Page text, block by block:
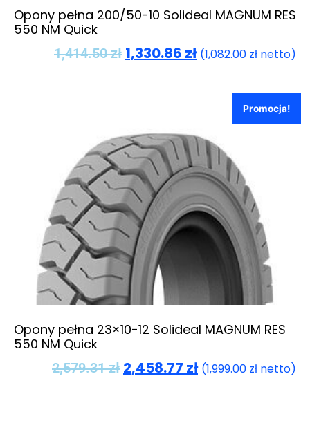
Opony pełna 200/50-10 Solideal MAGNUM RES
550 NM Quick
1,414.50zł 1,330.86 zł (1,082.00 zł netto)
Promocja!
Opony pełna 23×10-12 Solideal MAGNUM RES
550 NM Quick
2,579.31zł 2,458.77 zł (1,999.00 zł netto)